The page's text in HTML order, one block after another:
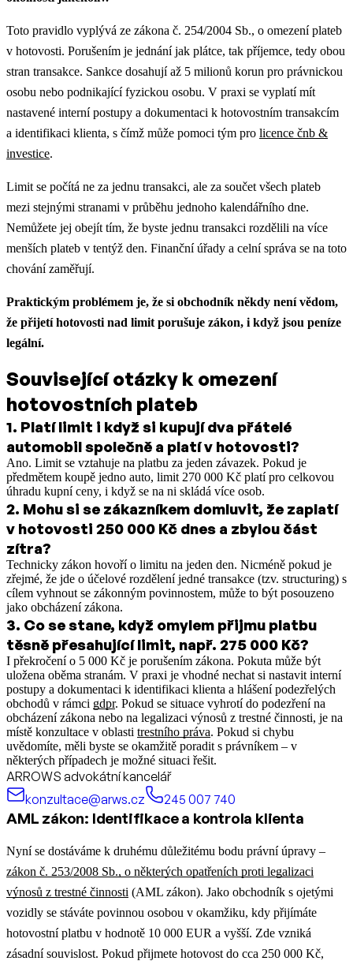
Toto pravidlo vyplývá ze zákona č. 254/2004 Sb., o omezení plateb
v hotovosti. Porušením je jednání jak plátce, tak příjemce, tedy obou
stran transakce. Sankce dosahují až 5 milionů korun pro právnickou
osobu nebo podnikající fyzickou osobu. V praxi se vyplatí mít
nastavené interní postupy a dokumentaci k hotovostním transakcím
a identifikaci klienta, s čímž může pomoci tým pro licence čnb &
investice.
Limit se počítá ne za jednu transakci, ale za součet všech plateb
mezi stejnými stranami v průběhu jednoho kalendářního dne.
Nemůžete jej obejít tím, že byste jednu transakci rozdělili na více
menších plateb v tentýž den. Finanční úřady a celní správa se na toto
chování zaměřují.
Praktickým problémem je, že si obchodník někdy není vědom,
že přijetí hotovosti nad limit porušuje zákon, i když jsou peníze
legální.
Související otázky k omezení
hotovostních plateb
1. Platí limit i když si kupují dva přátelé
automobil společně a platí v hotovosti?
Ano. Limit se vztahuje na platbu za jeden závazek. Pokud je
předmětem koupě jedno auto, limit 270 000 Kč platí pro celkovou
úhradu kupní ceny, i když se na ni skládá více osob.
2. Mohu si se zákazníkem domluvit, že zaplatí
v hotovosti 250 000 Kč dnes a zbylou část
zítra?
Technicky zákon hovoří o limitu na jeden den. Nicméně pokud je
zřejmé, že jde o účelové rozdělení jedné transakce (tzv. structuring) s
cílem vyhnout se zákonným povinnostem, může to být posouzeno
jako obcházení zákona.
3. Co se stane, když omylem přijmu platbu
těsně přesahující limit, např. 275 000 Kč?
I překročení o 5 000 Kč je porušením zákona. Pokuta může být
uložena oběma stranám. V praxi je vhodné nechat si nastavit interní
postupy a dokumentaci k identifikaci klienta a hlášení podezřelých
obchodů v rámci gdpr. Pokud se situace vyhrotí do podezření na
obcházení zákona nebo na legalizaci výnosů z trestné činnosti, je na
místě konzultace v oblasti trestního práva. Pokud si chybu
uvědomíte, měli byste se okamžitě poradit s právníkem – v
některých případech je možné situaci řešit.
ARROWS advokátní kancelář
konzultace@arws.cz
245 007 740
AML zákon: Identifikace a kontrola klienta
Nyní se dostáváme k druhému důležitému bodu právní úpravy –
zákon č. 253/2008 Sb., o některých opatřeních proti legalizaci
výnosů z trestné činnosti (AML zákon). Jako obchodník s ojetými
vozidly se stáváte povinnou osobou v okamžiku, kdy přijímáte
hotovostní platbu v hodnotě 10 000 EUR a vyšší. Zde vzniká
zásadní souvislost. Pokud přijmete hotovost do cca 250 000 Kč,